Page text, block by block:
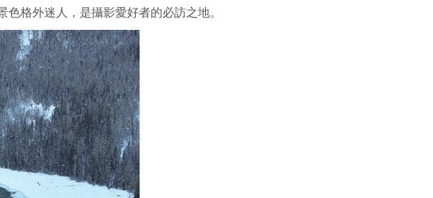
格外迷人，是攝影愛好者的必訪之地。